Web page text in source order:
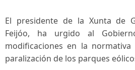
El presidente de la Xunta de Galicia, ‌Alberto Núñez
Feijóo, ha urgido al
modificaciones en la
paralización de⁢ los parques